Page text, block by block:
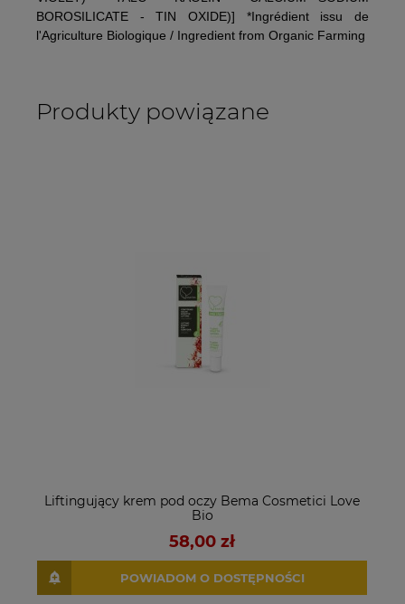
BOROSILICATE - TIN OXIDE)] *Ingrédient issu de
l'Agriculture Biologique / Ingredient from Organic Farming
Produkty powiązane
Liftingujący krem pod oczy Bema Cosmetici Love
Bio
58,00 zł
POWIADOM O DOSTĘPNOŚCI